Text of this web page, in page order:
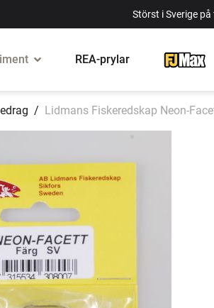
Störst i Sverige
REA-prylar
Lidmans Fiskeredskap Neon-